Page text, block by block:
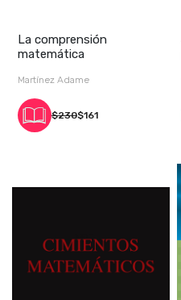
La comprensión
matemática
Martínez Adame
$230$161